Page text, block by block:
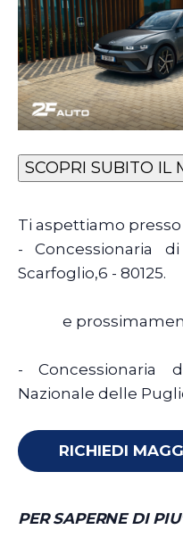
Ti aspettiamo
- Concessionaria
Scarfoglio,6 - 80125.
e
- Concessionaria
Nazionale delle
RICHIEDI
PER SAPERNE DI